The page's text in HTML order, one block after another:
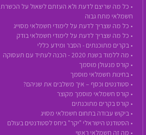
• כל מה שריצם לדעת ולא העזתם לשאול על הכשרת
חשמלאי מתח גבוה
• כל מה שצריך לדעת על לימודי חשמלאי מסוייג
• כל מה שצריך לדעת על לימודי חשמלאי בודק
• בקרים מתוכנתים - הסבר ומידע כללי
• מה ללמוד בשנת 2020 - הכנה לעתיד עם תעסוקה
• קורס מנעולן מוסמך
• בחינות חשמלאי מוסמך
• סטודנטים וכסף – איך משלבים את שניהם?
• קורס חשמלאי מוסמך מקוצר
• קורס בקרים מתוכנתים
• ביקוש עבודה בתחום חשמלאי מסויג
• הסטודנט הישראלי "יקר" ביחס לסטודנטים בעולם
• מה זה חשמלאי ראשי